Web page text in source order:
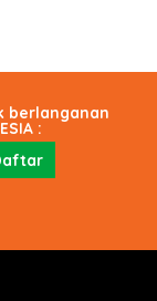
berlanganan
: